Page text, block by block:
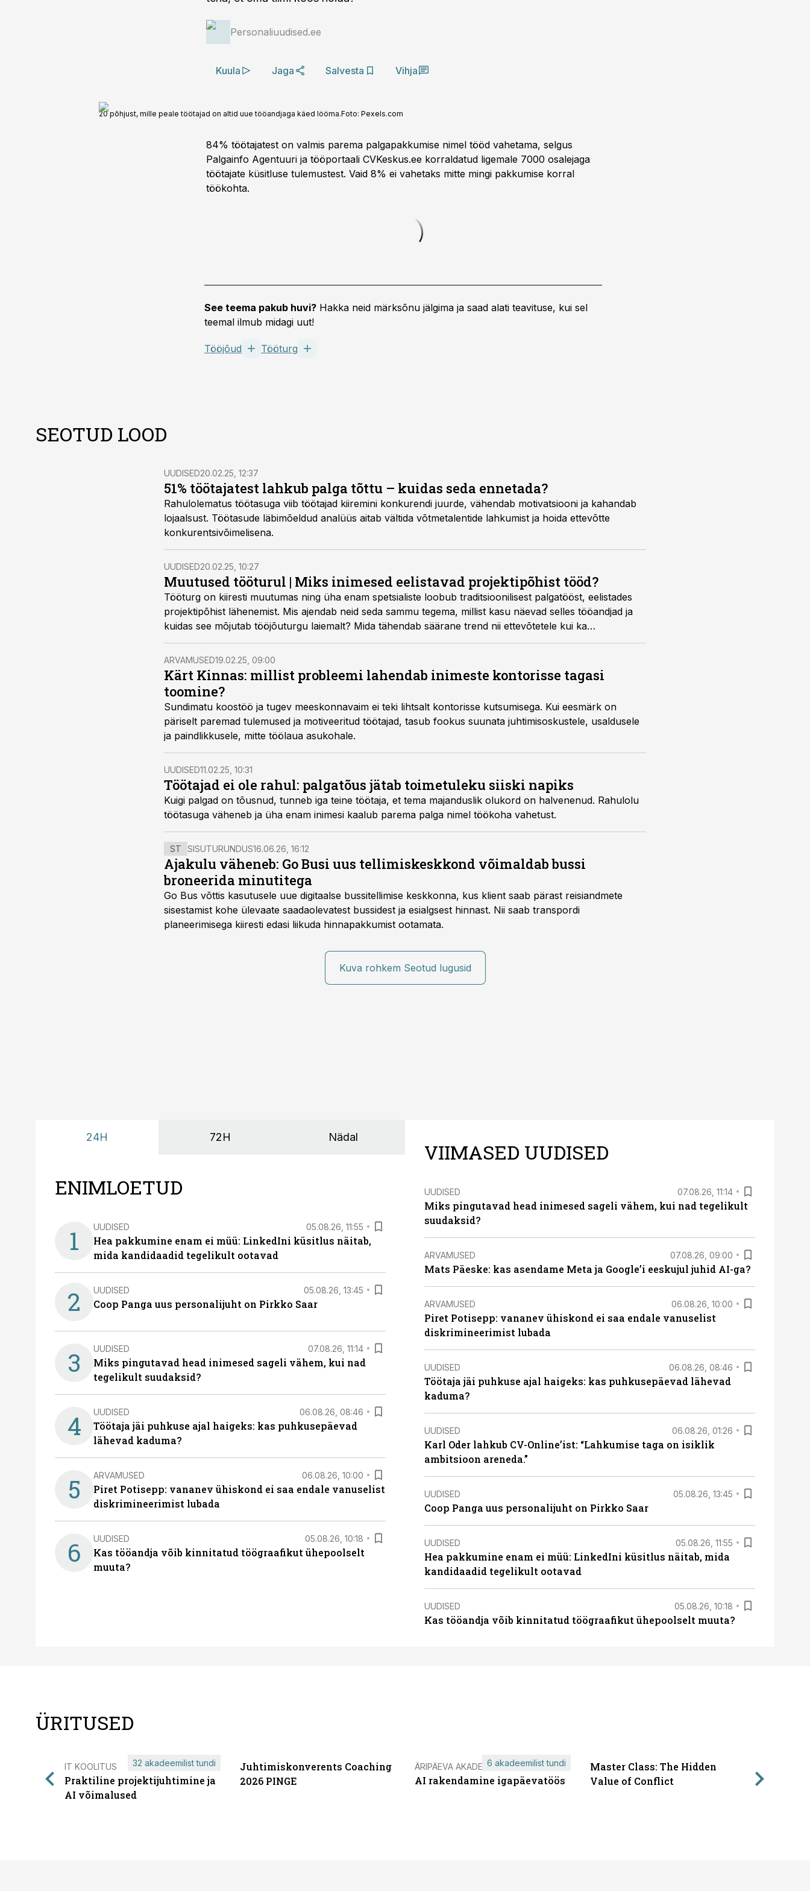
Personaliuudised.ee
Kuula Jaga Salvesta Vihja
20 põhjust, mille peale töötajad on altid uue tööandjaga käed lööma.Foto: Pexels.com
84% töötajatest on valmis parema palgapakkumise nimel tööd vahetama, selgus
Palgainfo Agentuuri ja tööportaali CVKeskus.ee korraldatud ligemale 7000 osalejaga
töötajate küsitluse tulemustest. Vaid 8% ei vahetaks mitte mingi pakkumise korral
töökohta.
See teema pakub huvi? Hakka neid märksõnu jälgima ja saad alati teavituse, kui sel
teemal ilmub midagi uut!
Tööjõud Tööturg
SEOTUD LOOD
UUDISED20.02.25, 12:37
51% töötajatest lahkub palga tõttu – kuidas seda ennetada?
Rahulolematus töötasuga viib töötajad kiiremini konkurendi juurde, vähendab motivatsiooni ja kahandab
lojaalsust. Töötasude läbimõeldud analüüs aitab vältida võtmetalentide lahkumist ja hoida ettevõtte
konkurentsivõimelisena.
UUDISED20.02.25, 10:27
Muutused tööturul | Miks inimesed eelistavad projektipõhist tööd?
Tööturg on kiiresti muutumas ning üha enam spetsialiste loobub traditsioonilisest palgatööst, eelistades
projektipõhist lähenemist. Mis ajendab neid seda sammu tegema, millist kasu näevad selles tööandjad ja
kuidas see mõjutab tööjõuturgu laiemalt? Mida tähendab säärane trend nii ettevõtetele kui ka
spetsialistidele?
ARVAMUSED19.02.25, 09:00
Kärt Kinnas: millist probleemi lahendab inimeste kontorisse tagasi
toomine?
Sundimatu koostöö ja tugev meeskonnavaim ei teki lihtsalt kontorisse kutsumisega. Kui eesmärk on
päriselt paremad tulemused ja motiveeritud töötajad, tasub fookus suunata juhtimisoskustele, usaldusele
ja paindlikkusele, mitte töölaua asukohale.
UUDISED11.02.25, 10:31
Töötajad ei ole rahul: palgatõus jätab toimetuleku siiski napiks
Kuigi palgad on tõusnud, tunneb iga teine töötaja, et tema majanduslik olukord on halvenenud. Rahulolu
töötasuga väheneb ja üha enam inimesi kaalub parema palga nimel töökoha vahetust.
ST SISUTURUNDUS16.06.26, 16:12
Ajakulu väheneb: Go Busi uus tellimiskeskkond võimaldab bussi
broneerida minutitega
Go Bus võttis kasutusele uue digitaalse bussitellimise keskkonna, kus klient saab pärast reisiandmete
sisestamist kohe ülevaate saadaolevatest bussidest ja esialgsest hinnast. Nii saab transpordi
planeerimisega kiiresti edasi liikuda hinnapakkumist ootamata.
Kuva rohkem Seotud lugusid
24H 72H Nädal
ENIMLOETUD
1 UUDISED 05.08.26, 11:55
Hea pakkumine enam ei müü: LinkedIni küsitlus näitab,
mida kandidaadid tegelikult ootavad
2 UUDISED 05.08.26, 13:45
Coop Panga uus personalijuht on Pirkko Saar
3 UUDISED 07.08.26, 11:14
Miks pingutavad head inimesed sageli vähem, kui nad
tegelikult suudaksid?
4 UUDISED 06.08.26, 08:46
Töötaja jäi puhkuse ajal haigeks: kas puhkusepäevad
lähevad kaduma?
5 ARVAMUSED 06.08.26, 10:00
Piret Potisepp: vananev ühiskond ei saa endale vanuselist
diskrimineerimist lubada
6 UUDISED 05.08.26, 10:18
Kas tööandja võib kinnitatud töögraafikut ühepoolselt
muuta?
VIIMASED UUDISED
UUDISED 07.08.26, 11:14
Miks pingutavad head inimesed sageli vähem, kui nad tegelikult
suudaksid?
ARVAMUSED 07.08.26, 09:00
Mats Päeske: kas asendame Meta ja Google’i eeskujul juhid AI-ga?
ARVAMUSED 06.08.26, 10:00
Piret Potisepp: vananev ühiskond ei saa endale vanuselist
diskrimineerimist lubada
UUDISED 06.08.26, 08:46
Töötaja jäi puhkuse ajal haigeks: kas puhkusepäevad lähevad
kaduma?
UUDISED 06.08.26, 01:26
Karl Oder lahkub CV-Online’ist: “Lahkumise taga on isiklik
ambitsioon areneda.”
UUDISED 05.08.26, 13:45
Coop Panga uus personalijuht on Pirkko Saar
UUDISED 05.08.26, 11:55
Hea pakkumine enam ei müü: LinkedIni küsitlus näitab, mida
kandidaadid tegelikult ootavad
UUDISED 05.08.26, 10:18
Kas tööandja võib kinnitatud töögraafikut ühepoolselt muuta?
ÜRITUSED
IT KOOLITUS
Praktiline projektijuhtimine ja
AI võimalused
32 akadeemilist tundi
Juhtimiskonverents Coaching
2026 PINGE
ÄRIPÄEVA AKADEEMIA
AI rakendamine igapäevatöös
6 akadeemilist tundi
Master Class: The Hidden
Value of Conflict